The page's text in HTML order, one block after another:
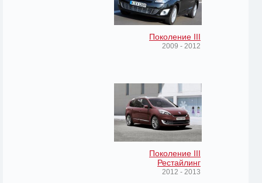
Поколение III
2009 - 2012
Поколение III
Рестайлинг
2012 - 2013